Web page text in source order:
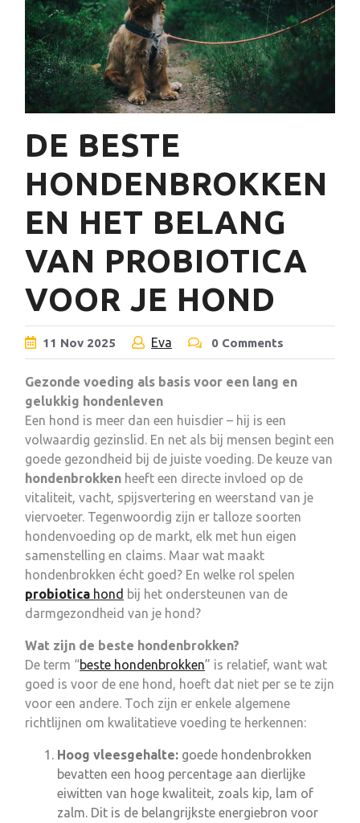
DE BESTE
HONDENBROKKEN
EN HET BELANG
VAN PROBIOTICA
VOOR JE HOND
11 Nov 2025 Eva 0 Comments
Gezonde voeding als basis voor een lang en
gelukkig hondenleven
Een hond is meer dan een huisdier – hij is een
volwaardig gezinslid. En net als bij mensen begint een
goede gezondheid bij de juiste voeding. De keuze van
hondenbrokken heeft een directe invloed op de
vitaliteit, vacht, spijsvertering en weerstand van je
viervoeter. Tegenwoordig zijn er talloze soorten
hondenvoeding op de markt, elk met hun eigen
samenstelling en claims. Maar wat maakt
hondenbrokken écht goed? En welke rol spelen
probiotica hond bij het ondersteunen van de
darmgezondheid van je hond?
Wat zijn de beste hondenbrokken?
De term “beste hondenbrokken” is relatief, want wat
goed is voor de ene hond, hoeft dat niet per se te zijn
voor een andere. Toch zijn er enkele algemene
richtlijnen om kwalitatieve voeding te herkennen:
Hoog vleesgehalte: goede hondenbrokken
bevatten een hoog percentage aan dierlijke
eiwitten van hoge kwaliteit, zoals kip, lam of
zalm. Dit is de belangrijkste energiebron voor